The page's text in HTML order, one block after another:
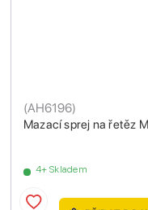
Mazací sprej na řetěz
(AH6196)
4+ Skladem